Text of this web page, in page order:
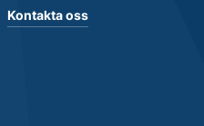
Kontakta oss
company/